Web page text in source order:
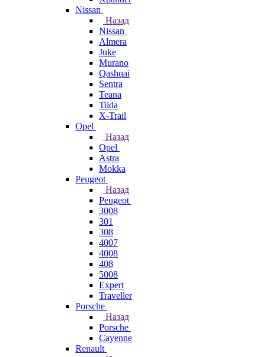
Nissan
Назад
Nissan
Almera
Juke
Murano
Qashqai
Sentra
Teana
Tiida
X-Trail
Opel
Назад
Opel
Astra
Mokka
Peugeot
Назад
Peugeot
3008
301
308
4007
4008
408
5008
Expert
Traveller
Porsche
Назад
Porsche
Cayenne
Renault